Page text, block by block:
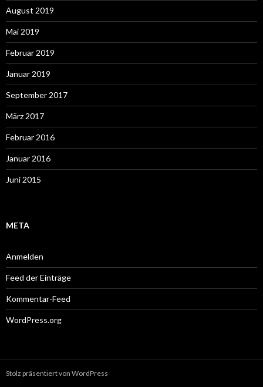
August 2019
Mai 2019
Februar 2019
Januar 2019
September 2017
März 2017
Februar 2016
Januar 2016
Juni 2015
META
Anmelden
Feed der Einträge
Kommentar-Feed
WordPress.org
Stolz präsentiert von WordPress